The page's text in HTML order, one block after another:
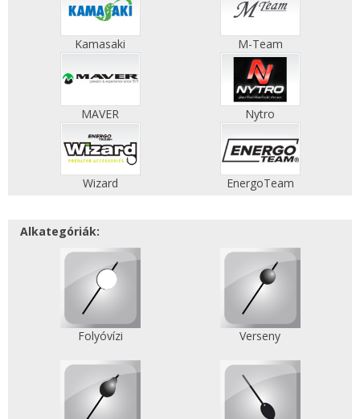
Kamasaki M-Team
MAVER Nytro
Wizard EnergoTeam
Alkategóriák:
Folyóvízi Verseny